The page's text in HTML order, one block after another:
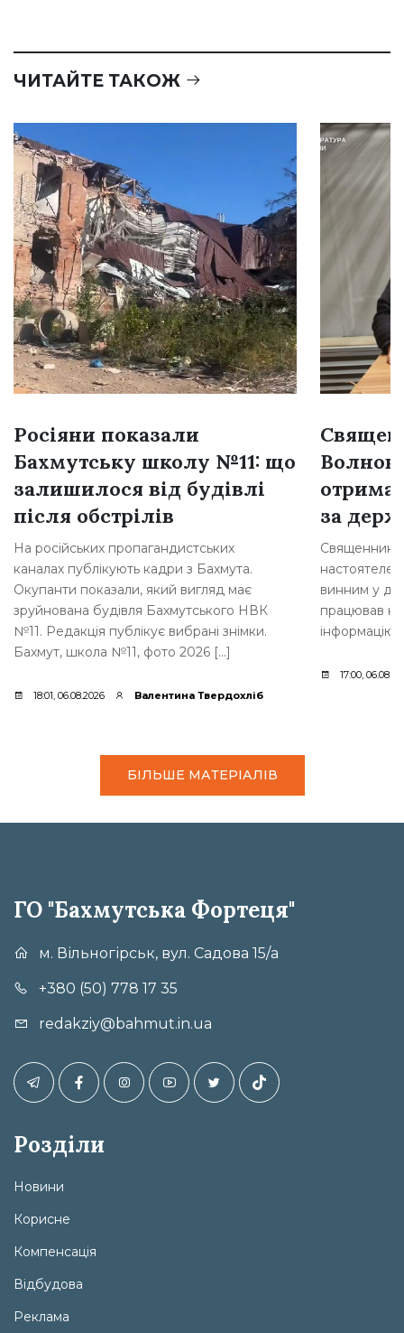
ЧИТАЙТЕ ТАКОЖ
Росіяни показали
Бахмутську школу №11: що
залишилося від будівлі
після обстрілів
На російських пропагандистських
каналах публікують кадри з Бахмута.
Окупанти показали, який вигляд має
зруйнована будівля Бахмутського НВК
№11. Редакція публікує вибрані знімки.
Бахмут, школа №11, фото 2026 […]
18:01, 06.08.2026 Валентина Твердохліб
за
Священника
винним у
працював
інформацію
17:00,
БІЛЬШЕ МАТЕРІАЛІВ
ГО "Бахмутська Фортеця"
м. Вільногірськ, вул. Садова 15/а
+380 (50) 778 17 35
redakziy@bahmut.in.ua
Розділи
Новини
Корисне
Компенсація
Відбудова
Реклама